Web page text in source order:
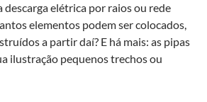
descarga elétrica por raios ou rede
elementos podem ser colocados,
a partir daí? E há mais: as pipas
ilustração pequenos trechos ou